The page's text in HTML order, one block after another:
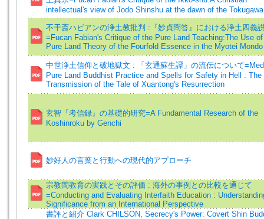
intellectual's view of Jodo Shinshu at the dawn of the
不干斎ハビアンの浄土教批判 :『妙貞問答』における浄土四義
=Fucan Fabian's Critique of the Pure Land Teaching:The Use
Pure Land Theory of the Fourfold Essence in the Myotei Mondo
中世浄土信仰と破地獄文 : 「玄通蘇生譚」の流伝について
Pure Land Buddhist Practice and Spells for Safety in Hell : The
Transmission of the Tale of Xuantong's Resurrection
玄智『考信録』の基礎的研究=A Fundamental Research of the
Koshinroku by Genchi
妙好人の言葉と行動への現代的アプローチ
宗教間教育の実践とその評価 : 海外の事例との比較を通じて
=Conducting and Evaluating Interfaith Education :
Significance from an International Perspective
書評と紹介 Clark CHILSON, Secrecy's Power: Covert Shin